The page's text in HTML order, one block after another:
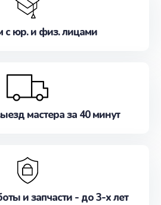
с юр. и физ. лицами
мастера за 40 минут
и запчасти - до 3-х лет